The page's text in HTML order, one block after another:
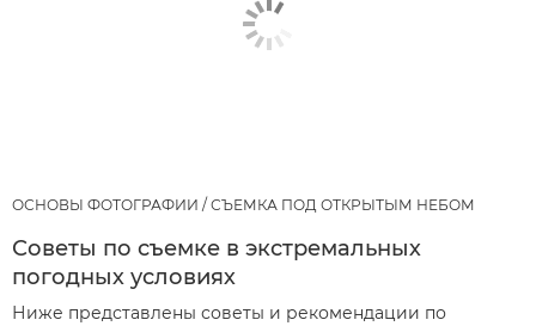
ОСНОВЫ ФОТОГРАФИИ / СЪЕМКА ПОД ОТКРЫТЫМ НЕБОМ
Советы по съемке в экстремальных
погодных условиях
Ниже представлены советы и рекомендации по